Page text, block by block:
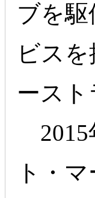
ブを
ビス
ースト
2015
ト・